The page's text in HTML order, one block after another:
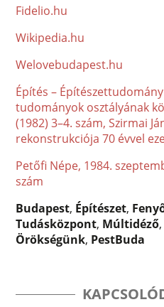
Fidelio.hu
Wikipedia.hu
Welovebudapest.hu
Építés –
tudományok osztályának
(1982) 3–4. szám, Szirmai
rekonstrukciója 70 évvel
Petőfi Népe, 1984.
szám
Budapest, Építészet,
Tudásközpont, Múltidéző
Örökségünk, PestBuda